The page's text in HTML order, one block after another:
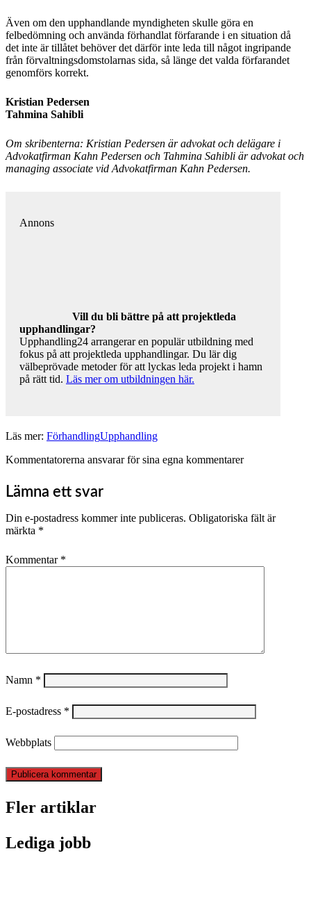
Även om den upphandlande myndigheten skulle göra en
felbedömning och använda förhandlat förfarande i en situation då
det inte är tillåtet behöver det därför inte leda till något ingripande
från förvaltningsdomstolarnas sida, så länge det valda förfarandet
genomförs korrekt.
Kristian Pedersen
Tahmina Sahibli
Om skribenterna: Kristian Pedersen är advokat och delägare i
Advokatfirman Kahn Pedersen och Tahmina Sahibli är advokat och
managing associate vid Advokatfirman Kahn Pedersen.
Annons
Vill du bli bättre på att projektleda
upphandlingar?
Upphandling24 arrangerar en populär utbildning med
fokus på att projektleda upphandlingar. Du lär dig
välbeprövade metoder för att lyckas leda projekt i hamn
på rätt tid. Läs mer om utbildningen här.
Läs mer: FörhandlingUpphandling
Kommentatorerna ansvarar för sina egna kommentarer
Lämna ett svar
Din e-postadress kommer inte publiceras. Obligatoriska fält är
märkta *
Kommentar *
Namn *
E-postadress *
Webbplats
Fler artiklar
Lediga jobb